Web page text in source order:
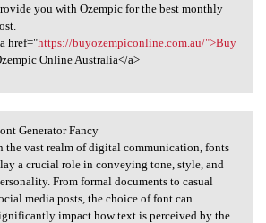
you with Ozempic for the best monthly
href="https://buyozempiconline.com.au/">Buy
Online Australia</a>
Generator Fancy
Generator Fancy
the vast realm of digital communication, fonts
a crucial role in conveying tone, style, and
From formal documents to casual
media posts, the choice of font can
impact how text is perceived by the